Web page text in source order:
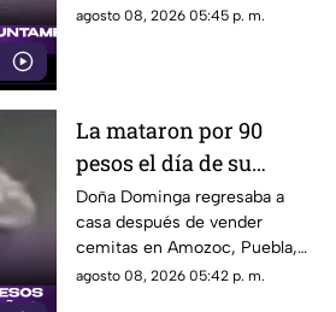
agredir a un pequeño pony.
agosto 08, 2026 05:45 p. m.
La mataron por 90
pesos el día de su
cumpleaños; Este es el
caso de Doña Dominga
Doña Dominga regresaba a
casa después de vender
cemitas en Amozoc, Puebla,
cuando presuntamente un
agosto 08, 2026 05:42 p. m.